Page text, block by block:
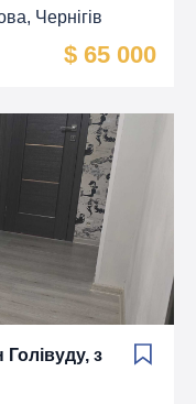
Чернігів
$ 65 000
Голівуду, з